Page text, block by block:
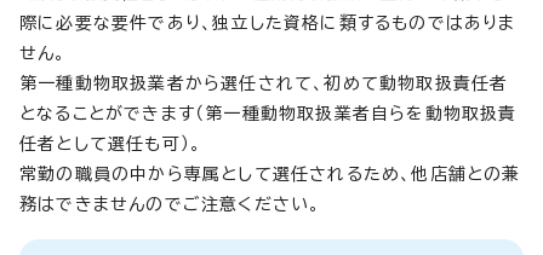
際に必要な要件であり、独立した資格に類するものではありま
せん。
第一種動物取扱業者から選任されて、初めて動物取扱責任者
となることができます（第一種動物取扱業者自らを動物取扱責
任者として選任も可）。
常勤の職員の中から専属として選任されるため、他店舗との兼
務はできませんのでご注意ください。